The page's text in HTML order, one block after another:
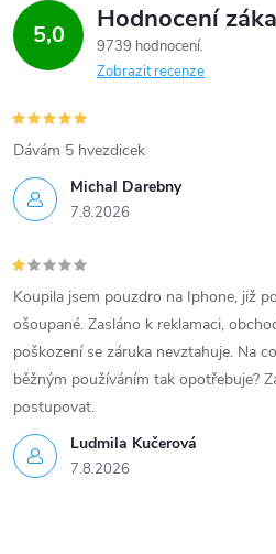
5,0 Hodnocení
9739 hodnocení
Zobrazit recenze
Michal Darebny
7.8.2026
Dávám 5 hvezdicek
Ludmila Kučerová
7.8.2026
Koupila jsem pouzdro na Iphone, již
ošoupané. Zasláno k reklamaci,
poškození se záruka nevztahuje. Na
běžným používáním tak opotřebuje?
postupovat.